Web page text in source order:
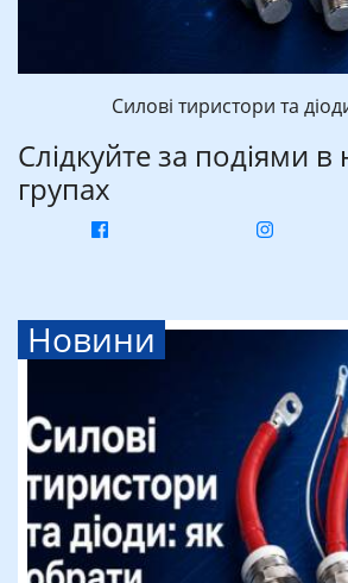
Силові тиристори та
Слідкуйте за подіями
групах
Новини